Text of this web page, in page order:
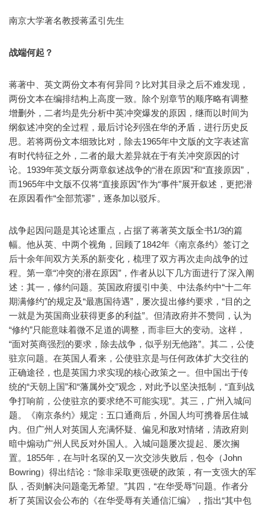
南京大学著名教授蒋孟引先生
战端何起？
蒋著中、英文两份文本有何异同？比对其目录之后不难发现，
两份文本在编排结构上高度一致。除个别章节的顺序略有调整
增删外，二者均是先分析中英冲突爆发的原因，继而以时间为
纲叙述冲突的全过程，最后讨论列强在华的矛盾，进行历史反
思。若将两份文本细致比对，除去1965年中文版的文字表述富
有时代特征之外，二者的最大差异就在于有关冲突原因的讨
论。1939年英文版分两章叙述战争的“潜在原因”和“直接原因”，
而1965年中文版不仅将“直接原因”作为“事件”展开叙述，更把潜
在原因看作“全部荒谬”，逐条加以驳斥。
战争起因问题是其论述重点，占据了蒋著英文版全书1/3的篇
幅。他从英、中两个视角，回顾了1842年《南京条约》签订之
后十余年间双方关系的新变化，梳理了双方再次走向战争的过
程。第一章“冲突的潜在原因”，作者从以下几方面进行了深入阐
述：其一，修约问题。英国政府援引中美、中法条约中“十二年
期满修约”的规定及“最惠国待遇”，屡次提出修约要求，“目的之
一就是为英国商业获得更多的利益”。但清政府并不赞同，认为
“修约”只能意味着微不足道的调整，而非巨大的变动。这样，
“面对英商强烈的要求，除去战争，似乎别无他路”。其二，公使
驻京问题。在英国人看来，公使驻京是与任何政体扩大交往的
正确途径，也是英国力求实现的核心政策之一。但中国出于传
统的“天朝上国”和“藩属外交”观念，对此予以坚决抵制，“直到战
争打响前，公使驻京的要求绝不可能实现”。其三，广州入城问
题。《南京条约》规定：五口通商后，外国人均可携眷居住城
内。但广州人对英国人充满怀疑、偏见和敌对情绪，清政府则
暗中煽动广州人民反对外国人。入城问题屡次提起、屡次搁
置。1855年，在与叶名琛的又一次交涉失败后，包令（John
Bowring）得出结论：“除非采取更强硬的政策，有一支强大的军
队，否则解决问题毫无希望。”其四，“在华受辱”问题。作者分
析了英国议会公布的《在华受辱有关通信汇编》，指出“其中包